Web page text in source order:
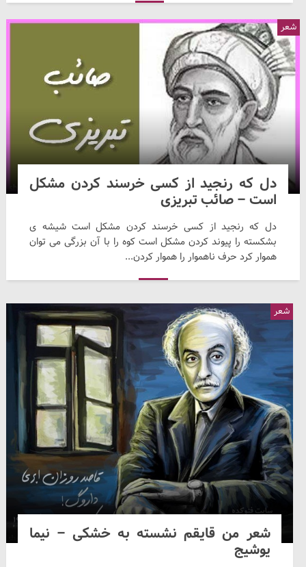
دل که رنجید از کسی خرسند کردن مشکل
است – صائب تبریزی
دل که رنجید از کسی خرسند کردن مشکل است شیشه ی
بشکسته را پیوند کردن مشکل است کوه را با آن بزرگی می توان
هموار کرد حرف ناهموار را هموار کردن...
شعر
شعر من قایقم نشسته به خشکی – نیما
یوشیج
شعر